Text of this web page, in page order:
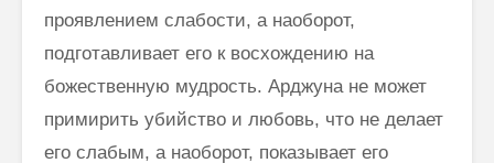
проявлением слабости, а наоборот,
подготавливает его к восхождению на
божественную мудрость. Арджуна не может
примирить убийство и любовь, что не делает
его слабым, а наоборот, показывает его